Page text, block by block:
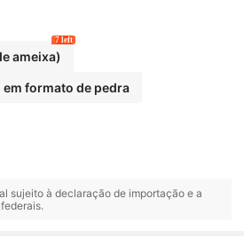
ameixa)
7 left
formato de pedra
sujeito à declaração de importação e a